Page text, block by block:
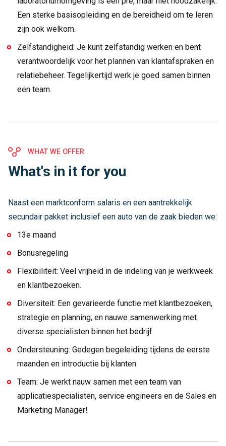
Een sterke basisopleiding en de bereidheid om te leren
zijn ook welkom.
Zelfstandigheid: Je kunt zelfstandig werken en bent
verantwoordelijk voor het plannen van klantafspraken en
relatiebeheer. Tegelijkertijd werk je goed samen binnen
een team.
WHAT WE OFFER
What's in it for you
Naast een marktconform salaris en een aantrekkelijk
secundair pakket inclusief een auto van de zaak bieden we:
13e maand
Bonusregeling
Flexibiliteit: Veel vrijheid in de indeling van je werkweek
en klantbezoeken.
Diversiteit: Een gevarieerde functie met klantbezoeken,
strategie en planning, en nauwe samenwerking met
diverse specialisten binnen het bedrijf.
Ondersteuning: Gedegen begeleiding tijdens de eerste
maanden en introductie bij klanten.
Team: Je werkt nauw samen met een team van
applicatiespecialisten, service engineers en de Sales en
Marketing Manager!